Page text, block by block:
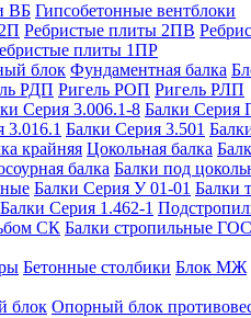
ВБ Гипсобетонные вентблоки
Ребристые плиты 2ПВ
плиты 1ПР
блок Фундаментная балка
РДП Ригель РОП Ригель РЛП
Серия 3.006.1-8 Балки
3.016.1 Балки Серия 3.501
крайняя Цокольная балка
балка Балки под
Балки Серия У 01-01 Балки
Балки Серия 1.462-1
СК Балки стропильные
Бетонные столбики Блок МЖ
блок Опорный блок